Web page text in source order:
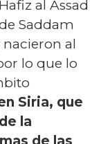
al Assad
Saddam
nacieron al
lo que lo
Siria, que
la